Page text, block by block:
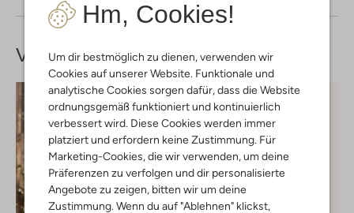
Hm, Cookies!
Um dir bestmöglich zu dienen, verwenden wir
Cookies auf unserer Website. Funktionale und
analytische Cookies sorgen dafür, dass die Website
ordnungsgemäß funktioniert und kontinuierlich
verbessert wird. Diese Cookies werden immer
platziert und erfordern keine Zustimmung. Für
Marketing-Cookies, die wir verwenden, um deine
Präferenzen zu verfolgen und dir personalisierte
Angebote zu zeigen, bitten wir um deine
Zustimmung. Wenn du auf "Ablehnen" klickst,
Vervollständige deinenLook